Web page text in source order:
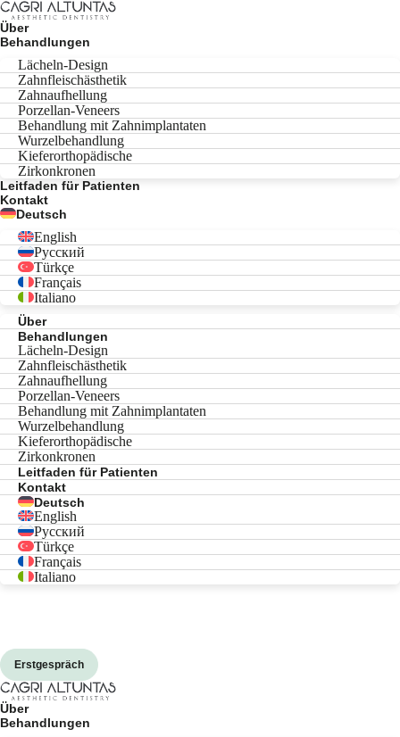
Über
Behandlungen
Lächeln-Design
Zahnfleischästhetik
Zahnaufhellung
Porzellan-Veneers
Behandlung mit Zahnimplantaten
Wurzelbehandlung
Kieferorthopädische
Zirkonkronen
Leitfaden für Patienten
Kontakt
Deutsch
English
Русский
Türkçe
Français
Italiano
Über
Behandlungen
Lächeln-Design
Zahnfleischästhetik
Zahnaufhellung
Porzellan-Veneers
Behandlung mit Zahnimplantaten
Wurzelbehandlung
Kieferorthopädische
Zirkonkronen
Leitfaden für Patienten
Kontakt
Deutsch
English
Русский
Türkçe
Français
Italiano
Erstgespräch
Über
Behandlungen